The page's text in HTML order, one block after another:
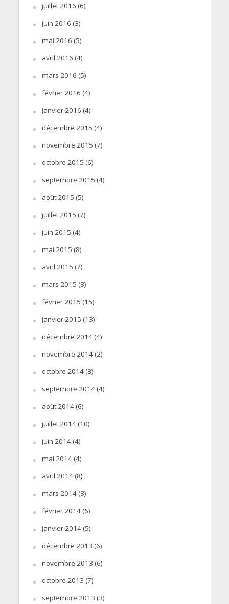
juillet 2016 (6)
juin 2016 (3)
mai 2016 (5)
avril 2016 (4)
mars 2016 (5)
février 2016 (4)
janvier 2016 (4)
décembre 2015 (4)
novembre 2015 (7)
octobre 2015 (6)
septembre 2015 (4)
août 2015 (5)
juillet 2015 (7)
juin 2015 (4)
mai 2015 (8)
avril 2015 (7)
mars 2015 (8)
février 2015 (15)
janvier 2015 (13)
décembre 2014(4)
novembre 2014(2)
octobre 2014(8)
septembre 2014(4)
août 2014(6)
juillet 2014(10)
juin 2014(4)
mai 2014(4)
avril 2014(8)
mars 2014(8)
février 2014(6)
janvier 2014(5)
décembre 2013 (6)
novembre 2013 (6)
octobre 2013 (7)
septembre 2013 (3)